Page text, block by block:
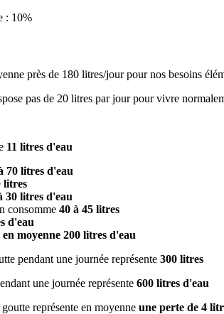
: 10%
près de 180 litres/jour pour nos besoins
pas de 20 litres par jour pour vivre
11 litres d'eau
70 litres d'eau
litres
30 litres d'eau
consomme 40 à 45 litres
d'eau
en moyenne 200 litres d'eau
pendant une journée représente 300 litres
une journée représente 600 litres d'eau
représente en moyenne une perte de 4